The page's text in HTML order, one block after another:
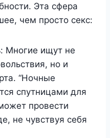
Эта сфера
чем просто секс:
Многие ищут не
но и
“Ночные
спутницами для
провести
не чувствуя себя